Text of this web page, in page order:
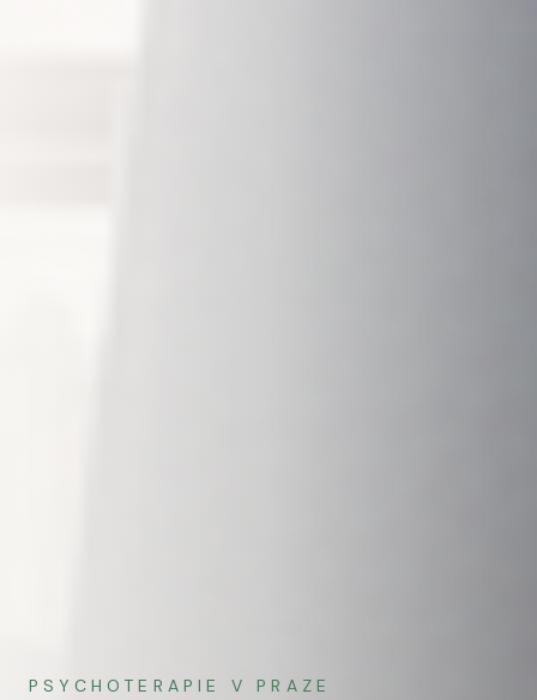
PSYCHOTERAPIE V PRAZE